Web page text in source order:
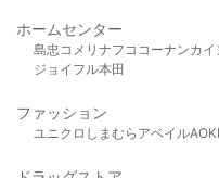
ホームセンター
島忠 コメリ ナフコ コーナンカ
ジョイフル本田
ファッション
ユニクロ しまむら アベイルAOKI